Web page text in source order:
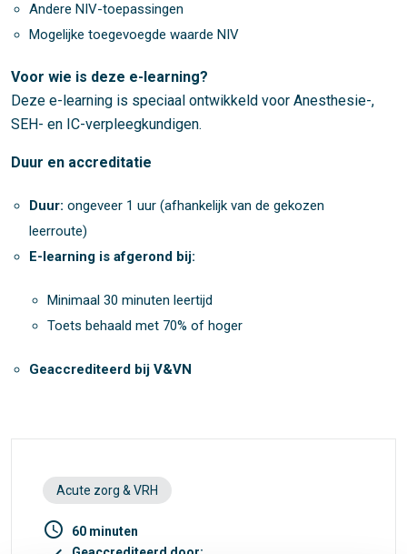
Andere NIV-toepassingen
Mogelijke toegevoegde waarde NIV
Voor wie is deze e-learning?
Deze e-learning is speciaal ontwikkeld voor Anesthesie-,
SEH- en IC-verpleegkundigen.
Duur en accreditatie
Duur: ongeveer 1 uur (afhankelijk van de gekozen
leerroute)
E-learning is afgerond bij:
Minimaal 30 minuten leertijd
Toets behaald met 70% of hoger
Geaccrediteerd bij V&VN
Acute zorg & VRH
access_time 60 minuten